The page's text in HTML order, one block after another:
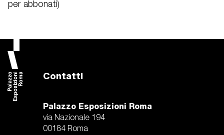
per abbonati)
Contatti
Palazzo Esposizioni Roma
via Nazionale 194
00184 Roma